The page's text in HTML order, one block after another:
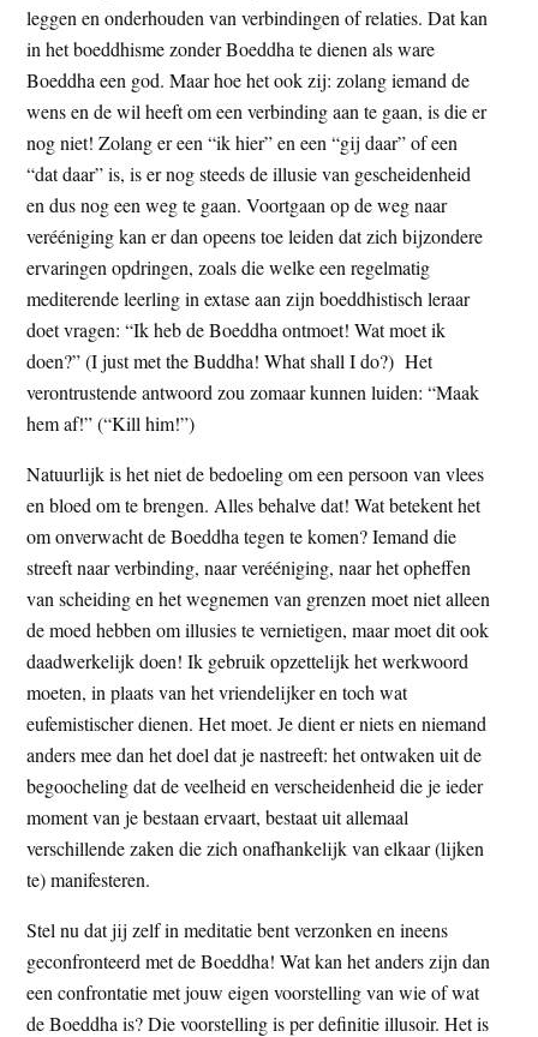
leggen en onderhouden van verbindingen of relaties. Dat kan
in het boeddhisme zonder Boeddha te dienen als ware
Boeddha een god. Maar hoe het ook zij: zolang iemand de
wens en de wil heeft om een verbinding aan te gaan, is die er
nog niet! Zolang er een “ik hier” en een “gij daar” of een
“dat daar” is, is er nog steeds de illusie van gescheidenheid
en dus nog een weg te gaan. Voortgaan op de weg naar
verééniging kan er dan opeens toe leiden dat zich bijzondere
ervaringen opdringen, zoals die welke een regelmatig
mediterende leerling in extase aan zijn boeddhistisch leraar
doet vragen: “Ik heb de Boeddha ontmoet! Wat moet ik
doen?” (I just met the Buddha! What shall I do?) Het
verontrustende antwoord zou zomaar kunnen luiden: “Maak
hem af!” (“Kill him!”)
Natuurlijk is het niet de bedoeling om een persoon van vlees
en bloed om te brengen. Alles behalve dat! Wat betekent het
om onverwacht de Boeddha tegen te komen? Iemand die
streeft naar verbinding, naar verééniging, naar het opheffen
van scheiding en het wegnemen van grenzen moet niet alleen
de moed hebben om illusies te vernietigen, maar moet dit ook
daadwerkelijk doen! Ik gebruik opzettelijk het werkwoord
moeten, in plaats van het vriendelijker en toch wat
eufemistischer dienen. Het moet. Je dient er niets en niemand
anders mee dan het doel dat je nastreeft: het ontwaken uit de
begoocheling dat de veelheid en verscheidenheid die je ieder
moment van je bestaan ervaart, bestaat uit allemaal
verschillende zaken die zich onafhankelijk van elkaar (lijken
te) manifesteren.
Stel nu dat jij zelf in meditatie bent verzonken en ineens
geconfronteerd met de Boeddha! Wat kan het anders zijn dan
een confrontatie met jouw eigen voorstelling van wie of wat
de Boeddha is? Die voorstelling is per definitie illusoir. Het is